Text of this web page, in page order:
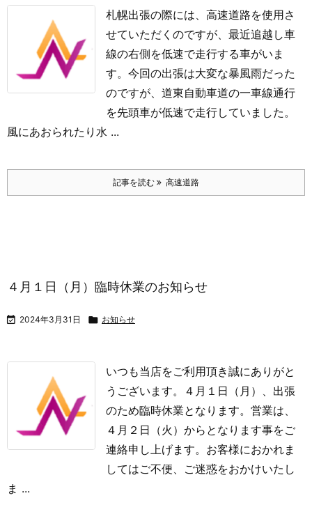
札幌出張の際には、高速道路を使用さ
せていただくのですが、最近追越し車
線の右側を低速で走行する車がいま
す。今回の出張は大変な暴風雨だった
のですが、道東自動車道の一車線通行
を先頭車が低速で走行していました。
風にあおられたり水 ...
記事を読む 高速道路
４月１日（月）臨時休業のお知らせ
 2024年3月31日  お知らせ
いつも当店をご利用頂き誠にありがと
うございます。
４月１日（月）、出張
のため臨時休業となります。営業は、
４月２日（火）からとなります事をご
連絡申し上げます。 お客様におかれま
してはご不便、ご迷惑をおかけいたし
ま ...